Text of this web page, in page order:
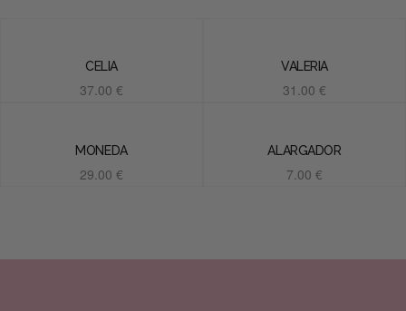
CELIA
37.00 €
VALERIA
31.00 €
MONEDA
29.00 €
ALARGADOR
7.00 €